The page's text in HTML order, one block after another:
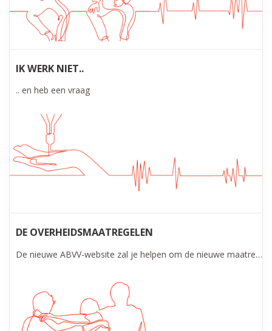
IK WERK NIET..
.. en heb een vraag
DE OVERHEIDSMAATREGELEN
De nieuwe ABVV-website zal je helpen om de nieuwe maatregelen van de overheid te ontcijferen.